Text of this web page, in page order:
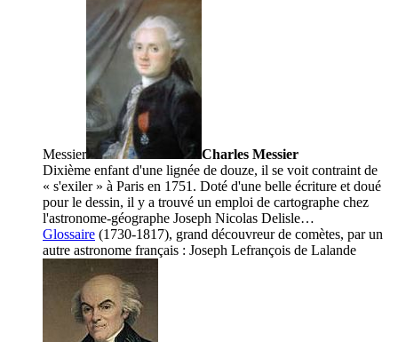
Messier
Charles Messier
Dixième enfant d'une lignée de douze, il se voit contraint de
« s'exiler » à Paris en 1751. Doté d'une belle écriture et doué
pour le dessin, il y a trouvé un emploi de cartographe chez
l'astronome-géographe Joseph Nicolas Delisle…
Glossaire (1730-1817), grand découvreur de comètes, par un
autre astronome français : Joseph Lefrançois de Lalande